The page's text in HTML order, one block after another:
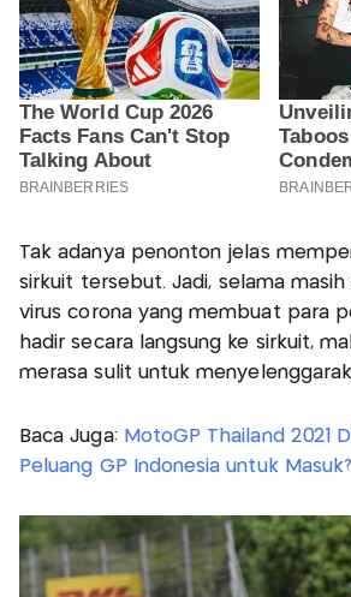
Tak adanya penonton jelas
sirkuit tersebut. Jadi, selama
virus corona yang membuat para
hadir secara langsung ke sirkuit,
merasa sulit untuk
Baca Juga: MotoGP Thailand 2021
Peluang GP Indonesia untuk Masuk?